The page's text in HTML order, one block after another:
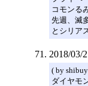
コモンる
先週、滅
とシリア
2018/03/
( by
ダイヤモ